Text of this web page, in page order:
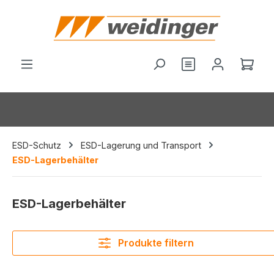
springen
ESD-Schutz
ESD-Lagerung und Transport
ESD-Lagerbehälter
ESD-Lagerbehälter
Produkte filtern